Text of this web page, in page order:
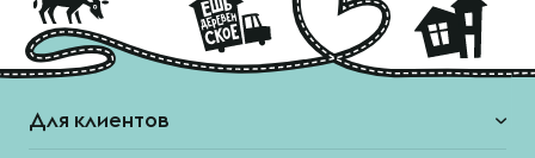
Для клиентов